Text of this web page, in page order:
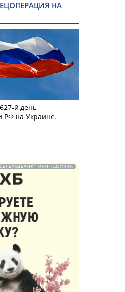
НА
й день
РФ на Украине.
ИНН 772511448.